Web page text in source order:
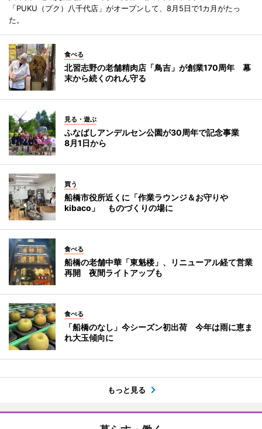
「PUKU（プク）八千代店」がオープンして、8月5日で1カ月がたっ
た。
食べる
北習志野の老舗精肉店「鳥吉」が創業170周年 幕
末から続くのれん守る
見る・遊ぶ
ふなばしアンデルセン公園が30周年で記念事業
8月1日から
買う
船橋市役所近くに「作業ラウンジ＆お守りや
kibaco」 ものづくりの場に
食べる
船橋の老舗中華「東魁楼」、リニューアル経て営業
再開 夜間ライトアップも
食べる
「船橋のなし」今シーズン初出荷 今年は雨に恵ま
れ大玉傾向に
もっと見る